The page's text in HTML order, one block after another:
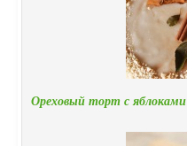
Ореховый торт с яблоками